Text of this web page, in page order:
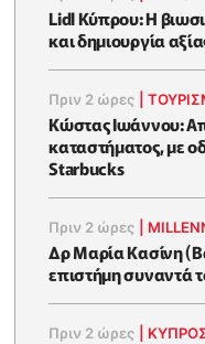
Lidl Κύπρου: Η
και δημιουργία
Πριν 2 ώρες |
Κώστας Ιωάννου:
καταστήματος, με
Starbucks
Πριν 2 ώρες
Δρ Μαρία Κασίνη
επιστήμη συναντά
Πριν 2 ώρες